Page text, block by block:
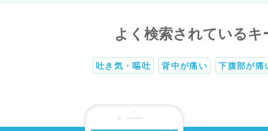
よく検索されているキ
吐き気・嘔吐 背中が痛い 下腹部が痛